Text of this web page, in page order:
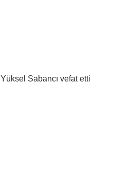
Yüksel Sabancı vefat etti